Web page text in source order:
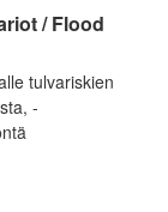
/ Flood
tulvariskien
-